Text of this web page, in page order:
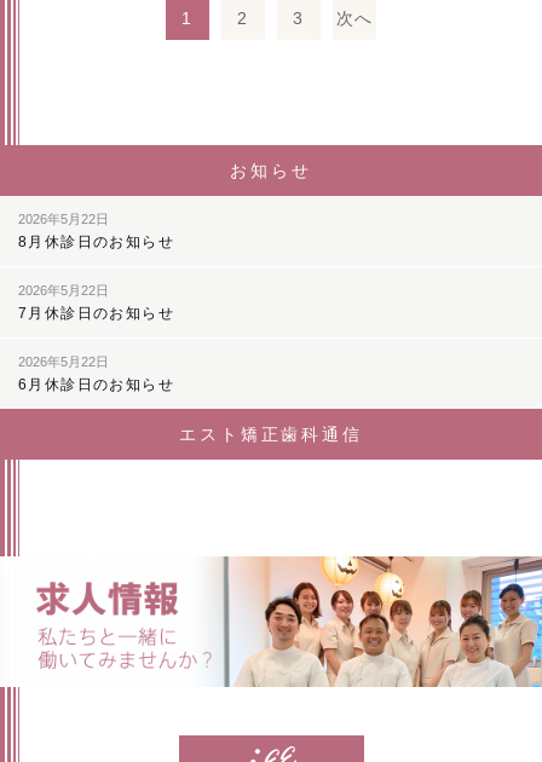
ペ
ー
1 2 3 次へ
お知らせ
2026年5月22日
8月休診日のお知らせ
2026年5月22日
7月休診日のお知らせ
2026年5月22日
6月休診日のお知らせ
エスト矯正歯科通信